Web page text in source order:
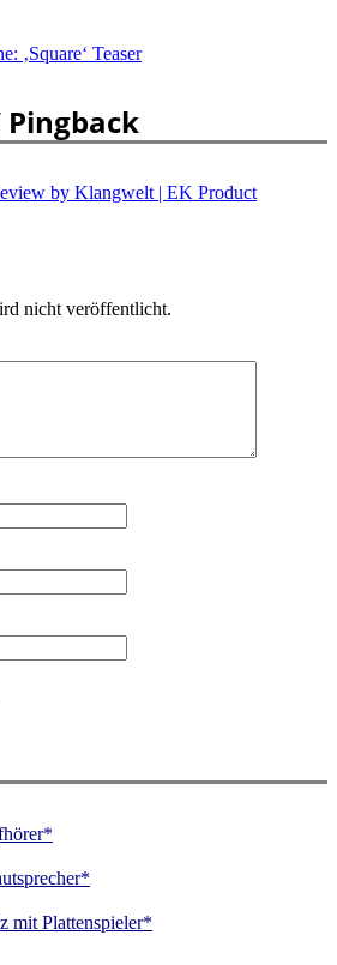
‚Square‘ Teaser
by Klangwelt | EK Product
nicht veröffentlicht.
mit Plattenspieler*